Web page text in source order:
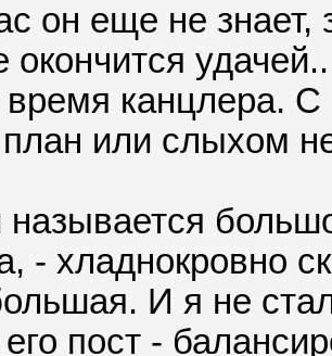
он еще не знает,
окончится
время канцлера.
или слыхом
хладнокровно
И я не
пост -